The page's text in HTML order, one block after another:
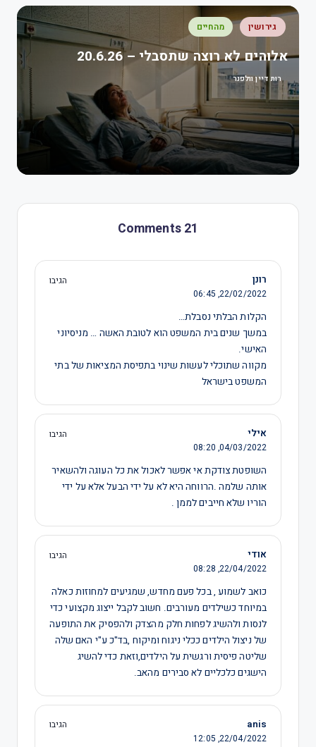
גירושין מהחיים
אלוהים לא רוצה שתסבלי – 20.6.26
רות דיין וולפנר
21 Comments
רונן
הגיבו
22/02/2022,
06:45
הקלות הבלתי נסבלת…
במשך שנים בית המשפט הוא לטובת האשה … מניסיוני
האישי.
מקווה שתוכלי לעשות שינוי בתפיסת המציאות של בתי
המשפט בישראל
אילי
הגיבו
04/03/2022,
08:20
השופטת צודקת אי אפשר לאכול את כל העוגה ולהשאיר
אותה שלמה .הרווחה היא לא על ידי הבעל אלא על ידי
הוריו שלא חייבים לממן .
אודי
הגיבו
22/04/2022,
08:28
כואב לשמוע , בכל פעם מחדש, שמגיעים למחוזות כאלה
במיוחד כשילדים מעורבים. חשוב לקבל ייצוג מקצועי כדי
לנסות ולהשיג לפחות חלק מהצדק ולהפסיק את התופעה
של ניצול הילדים ככלי ניגוח ומיקוח ,בד"כ ע"י האם שלה
שליטה פיסית ורגשית על הילדים,וזאת כדי להשיג
הישגים כלכליים לא סבירים מהאב.
anis
הגיבו
22/04/2022,
12:05